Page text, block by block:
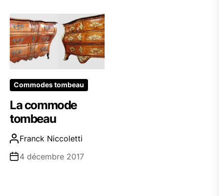
Commodes tombeau
La commode
tombeau
Franck Niccoletti
4 décembre 2017